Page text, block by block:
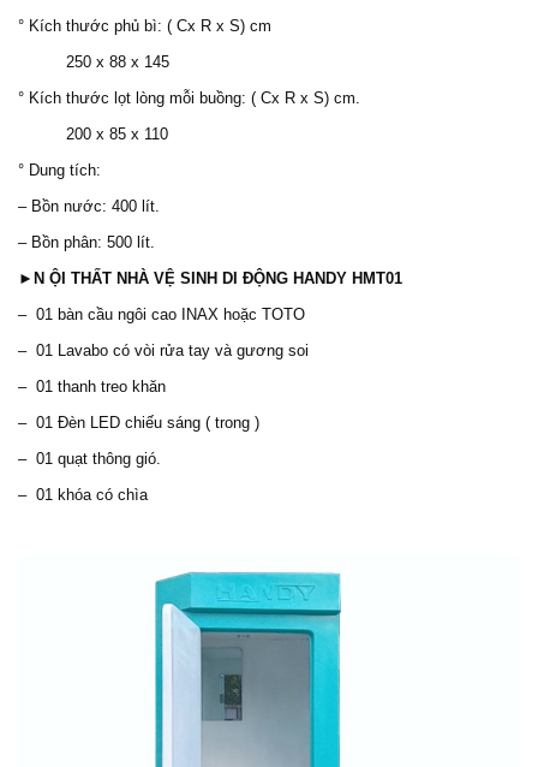
° Kích thước phủ bì: ( Cx R x S) cm
250 x 88 x 145
° Kích thước lọt lòng mỗi buồng: ( Cx R x S) cm.
200 x 85 x 110
° Dung tích:
– Bồn nước: 400 lít.
– Bồn phân: 500 lít.
► N ỘI THẤT NHÀ VỆ SINH DI ĐỘNG HANDY HMT01
– 01 bàn cầu ngôi cao INAX hoặc TOTO
– 01 Lavabo có vòi rửa tay và gương soi
– 01 thanh treo khăn
– 01 Đèn LED chiếu sáng ( trong )
– 01 quạt thông gió.
– 01 khóa có chìa